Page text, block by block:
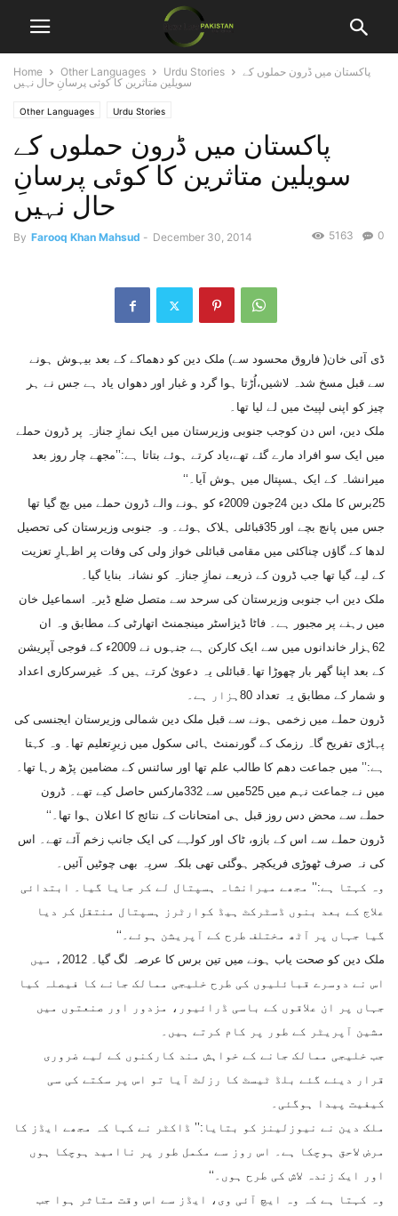
Home Other Languages Urdu Stories
پاکستان میں ڈرون حملوں کے
سویلین متاثرین کا کوئی پرسانِ حال نہیں
Other Languages Urdu Stories
پاکستان میں ڈرون حملوں کے
سویلین متاثرین کا کوئی پرسانِ
حال نہیں
By Farooq Khan Mahsud - December 30, 2014 0
5163
ڈی آئی خان( فاروق محسود سے) ملک دین کو دھماکے کے بعد بیہوش ہونے
سے قبل مسخ شدہ لاشیں،اُڑتا ہوا گرد و غبار اور دھواں یاد ہے جس نے ہر
چیز کو اپنی لپیٹ میں لے لیا تھا۔
ملک دین، اس دن کوجب جنوبی وزیرستان میں ایک نمازِ جنازہ پر ڈرون حملے
میں ایک سو افراد مارے گئے تھے،یاد کرتے ہوئے بتاتا ہے:’’مجھے چار روز بعد
میرانشاہ کے ایک ہسپتال میں ہوش آیا۔‘‘
25برس کا ملک دین 24جون 2009ء کو ہونے والے ڈرون حملے میں بچ گیا تھا
جس میں پانچ بچے اور 35قبائلی ہلاک ہوئے۔ وہ جنوبی وزیرستان کی تحصیل
لدھا کے گاؤں چناکئی میں مقامی قبائلی خواز ولی کی وفات پر اظہارِ تعزیت
کے لیے گیا تھا جب ڈرون کے ذریعے نمازِ جنازہ کو نشانہ بنایا گیا۔
ملک دین اب جنوبی وزیرستان کی سرحد سے متصل ضلع ڈیرہ اسماعیل خان
میں رہنے پر مجبور ہے۔ فاٹا ڈیزاسٹر مینجمنٹ اتھارٹی کے مطابق وہ ان
62ہزار خاندانوں میں سے ایک کارکن ہے جنہوں نے 2009ء کے فوجی آپریشن
کے بعد اپنا گھر بار چھوڑا تھا۔قبائلی یہ دعویٰ کرتے ہیں کہ غیرسرکاری اعداد
و شمار کے مطابق یہ تعداد 80ہزار ہے۔
ڈرون حملے میں زخمی ہونے سے قبل ملک دین شمالی وزیرستان ایجنسی کی
پہاڑی تفریح گاہ رزمک کے گورنمنٹ ہائی سکول میں زیرِتعلیم تھا۔ وہ کہتا
ہے:’’ میں جماعت دھم کا طالب علم تھا اور سائنس کے مضامین پڑھ رہا تھا۔
میں نے جماعت نہم میں 525میں سے 332مارکس حاصل کیے تھے۔ ڈرون
حملے سے محض دس روز قبل ہی امتحانات کے نتائج کا اعلان ہوا تھا۔‘‘
ڈرون حملے سے اس کے بازو، ٹاک اور کولہے کی ایک جانب زخم آئے تھے۔ اس
کی نہ صرف ٹھوڑی فریکچر ہوگئی تھی بلکہ سرپہ بھی چوٹیں آئیں۔
وہ کہتا ہے:’’ مجھے میرانشاہ ہسپتال لے کر جایا گیا۔ ابتدائی
علاج کے بعد بنوں ڈسٹرکٹ ہیڈ کوارٹرز ہسپتال منتقل کر دیا
گیا جہاں پر آٹھ مختلف طرح کے آپریشن ہوئے۔‘‘
ملک دین کو صحت یاب ہونے میں تین برس کا عرصہ لگ گیا۔ 2012ء میں
اس نے دوسرے قبائلیوں کی طرح خلیجی ممالک جانے کا فیصلہ کیا
جہاں پر ان علاقوں کے باسی ڈرائیور، مزدور اور صنعتوں میں
مشین آپریٹر کے طور پر کام کرتے ہیں۔
جب خلیجی ممالک جانے کے خواہش مند کارکنوں کے لیے ضروری
قرار دیئے گئے بلڈ ٹیسٹ کا رزلٹ آیا تو اس پر سکتے کی سی
کیفیت پیدا ہوگئی۔
ملک دین نے نیوزلینز کو بتایا:’’ ڈاکٹر نے کہا کہ مجھے ایڈز کا
مرض لاحق ہوچکا ہے۔ اس روز سے مکمل طور پر ناامید ہوچکا ہوں
اور ایک زندہ لاش کی طرح ہوں۔‘‘
وہ کہتا ہے کہ وہ ایچ آئی وی، ایڈز سے اس وقت متاثر ہوا جب